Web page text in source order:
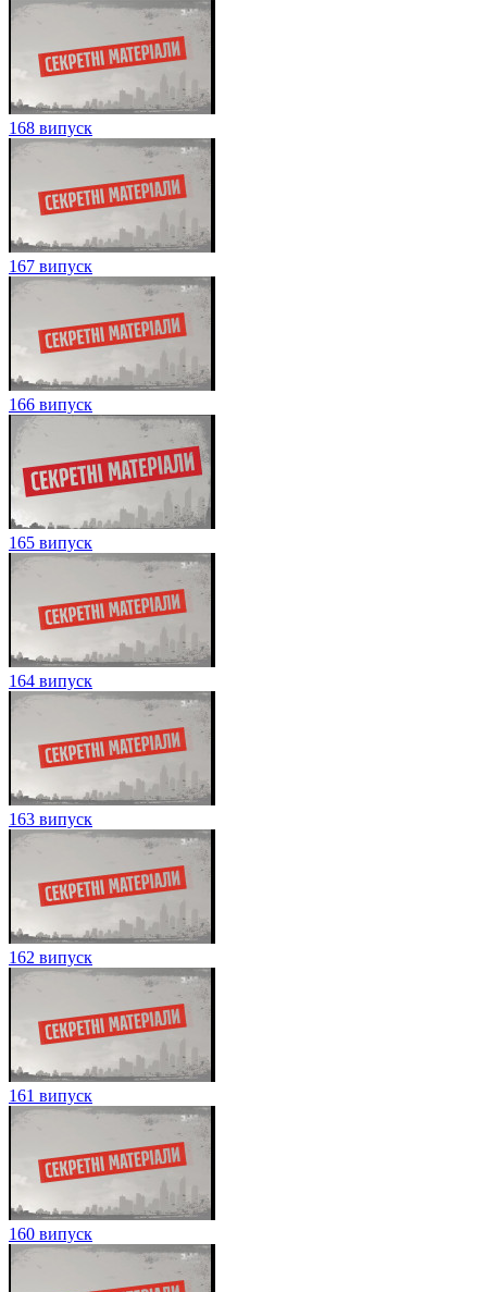
168 випуск
167 випуск
166 випуск
165 випуск
164 випуск
163 випуск
162 випуск
161 випуск
160 випуск